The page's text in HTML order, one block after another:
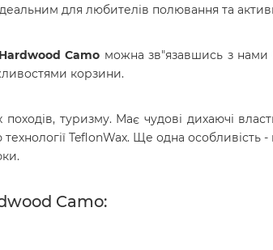
для любителів полювання та
Camo можна зв"язавшись з
корзини.
туризму. Має чудові дихаючі
TeflonWax. Ще одна особливість
Camo: